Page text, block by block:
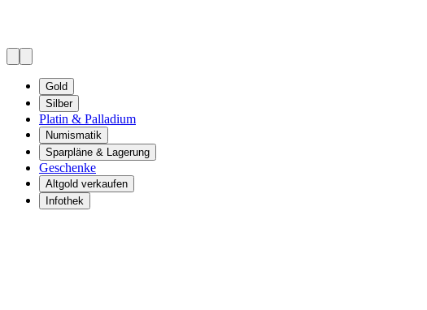
Gold
Silber
Platin & Palladium
Numismatik
Sparpläne & Lagerung
Geschenke
Altgold verkaufen
Infothek